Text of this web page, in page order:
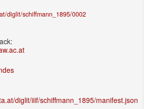
diglit/schiffmann_1895/0002
diglit/iiif/schiffmann_1895/manifest.json